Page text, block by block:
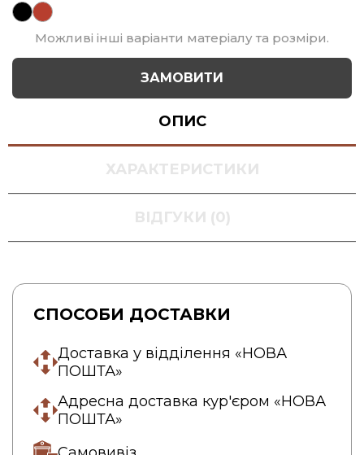
Можливі інші варіанти матеріалу та розміри.
ЗАМОВИТИ
ОПИС
ХАРАКТЕРИСТИКИ
ВІДГУКИ (0)
СПОСОБИ ДОСТАВКИ
Доставка у відділення «НОВА
ПОШТА»
Адресна доставка кур'єром «НОВА
ПОШТА»